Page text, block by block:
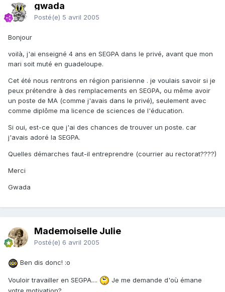
gwada
Posté(e) 5 avril 2005
Bonjour
voilà, j'ai enseigné 4 ans en SEGPA dans le privé, avant que mon
mari soit muté en guadeloupe.
Cet été nous rentrons en région parisienne . je voulais savoir si je
peux prétendre à des remplacements en SEGPA, ou même avoir
un poste de MA (comme j'avais dans le privé), seulement avec
comme diplôme ma licence de sciences de l'éducation.
Si oui, est-ce que j'ai des chances de trouver un poste. car
j'avais adoré la SEGPA.
Quelles démarches faut-il entreprendre (courrier au rectorat????)
Merci
Gwada
Mademoiselle Julie
Posté(e) 6 avril 2005
Ben dis donc! :o
Vouloir travailler en SEGPA....
Je me demande d'où émane